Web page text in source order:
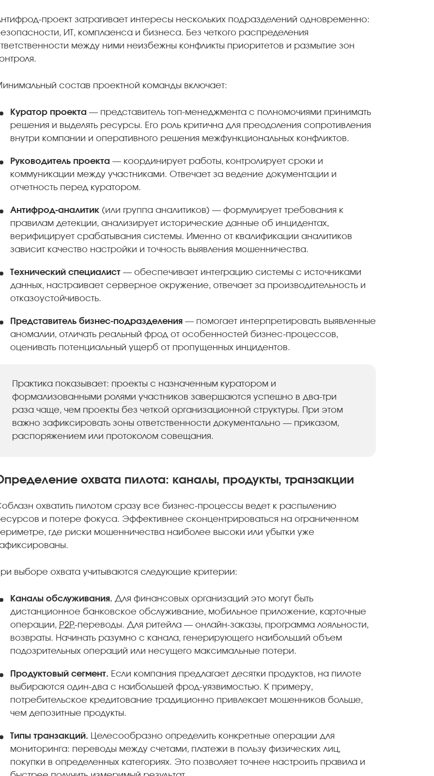
проект затрагивает интересы нескольких подразделений одновременно:
ИТ, комплаенса и бизнеса. Без четкого распределения
между ними неизбежны конфликты приоритетов и размытие зон
состав проектной команды включает:
Куратор проекта — представитель топ-менеджмента с полномочиями принимать
решения и выделять ресурсы. Его роль критична для преодоления сопротивления
внутри компании и оперативного решения межфункциональных конфликтов.
Руководитель проекта — координирует работы, контролирует сроки и
коммуникации между участниками. Отвечает за ведение документации и
отчетность перед куратором.
Антифрод-аналитик (или группа аналитиков) — формулирует требования к
правилам детекции, анализирует исторические данные об инцидентах,
верифицирует срабатывания системы. Именно от квалификации аналитиков
зависит качество настройки и точность выявления мошенничества.
Технический специалист — обеспечивает интеграцию системы с источниками
данных, настраивает серверное окружение, отвечает за производительность и
отказоустойчивость.
Представитель бизнес-подразделения — помогает интерпретировать выявленные
аномалии, отличать реальный фрод от особенностей бизнес-процессов,
оценивать потенциальный ущерб от пропущенных инцидентов.
Практика показывает: проекты с назначенным куратором и
формализованными ролями участников завершаются успешно в два-три
раза чаще, чем проекты без четкой организационной структуры. При этом
важно зафиксировать зоны ответственности документально — приказом,
распоряжением или протоколом совещания.
охвата пилота: каналы, продукты, транзакции
охватить пилотом сразу все бизнес-процессы ведет к распылению
и потере фокуса. Эффективнее сконцентрироваться на ограниченном
где риски мошенничества наиболее высоки или убытки уже
выборе охвата учитываются следующие критерии:
Каналы обслуживания. Для финансовых организаций это могут быть
дистанционное банковское обслуживание, мобильное приложение, карточные
операции, P2P-переводы. Для ритейла — онлайн-заказы, программа лояльности,
возвраты. Начинать разумно с канала, генерирующего наибольший объем
подозрительных операций или несущего максимальные потери.
Продуктовый сегмент. Если компания предлагает десятки продуктов, на пилоте
выбираются один-два с наибольшей фрод-уязвимостью. К примеру,
потребительское кредитование традиционно привлекает мошенников больше,
чем депозитные продукты.
Типы транзакций. Целесообразно определить конкретные операции для
мониторинга: переводы между счетами, платежи в пользу физических лиц,
покупки в определенных категориях. Это позволяет точнее настроить правила и